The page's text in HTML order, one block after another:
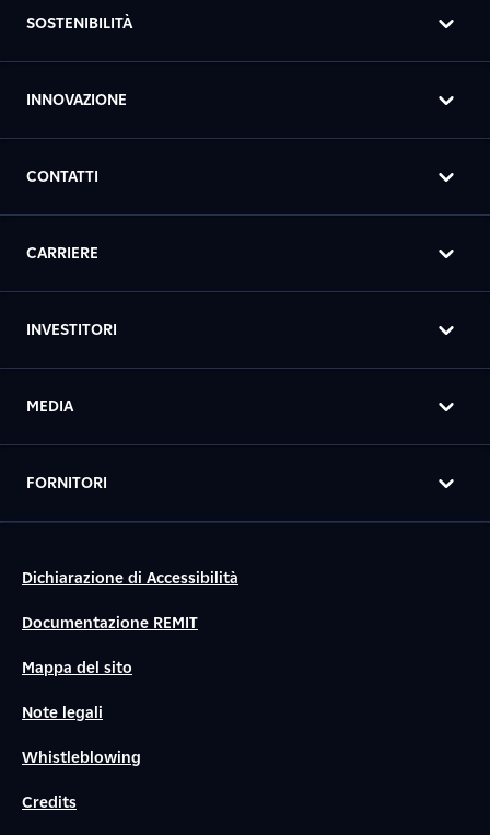
SOSTENIBILITÀ
INNOVAZIONE
CONTATTI
CARRIERE
INVESTITORI
MEDIA
FORNITORI
Dichiarazione di Accessibilità
Documentazione REMIT
Mappa del sito
Note legali
Whistleblowing
Credits